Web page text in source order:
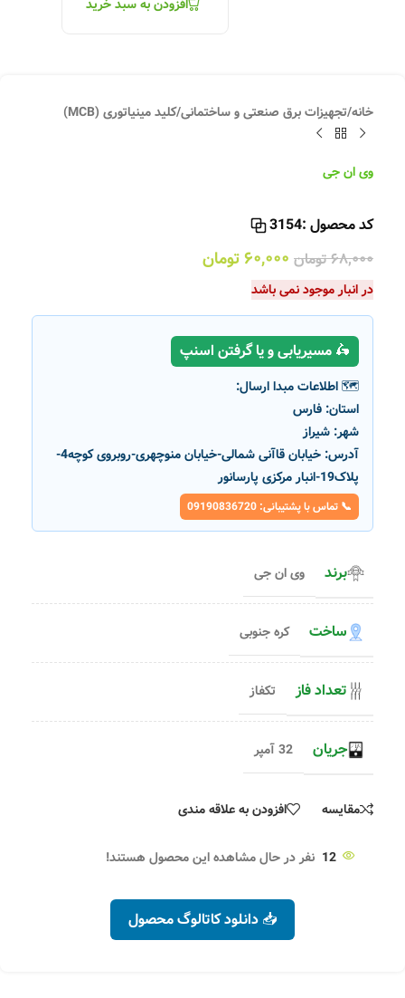
افزودن به سبد خرید
خانه/تجهیزات برق صنعتی و ساختمانی/کلید مینیاتوری (MCB)
وی ان جی
کد محصول :3154
۶۸,۰۰۰تومان ۶۰,۰۰۰تومان
در انبار موجود نمی باشد
🛵 مسیریابی و یا گرفتن اسنپ
🗺️ اطلاعات مبدا ارسال:
استان: فارس
شهر: شیراز
آدرس:
خیابان قاآنی شمالی-خیابان منوچهری-روبروی کوچه4-
پلاک19-انبار مرکزی پارسانور
📞 تماس با پشتیبانی: 09190836720
برند وی ان جی
ساخت کره جنوبی
تعداد فاز تکفاز
جریان 32 آمپر
مقایسه افزودن به علاقه مندی
12 نفر در حال مشاهده این محصول هستند!
📥 دانلود کاتالوگ محصول